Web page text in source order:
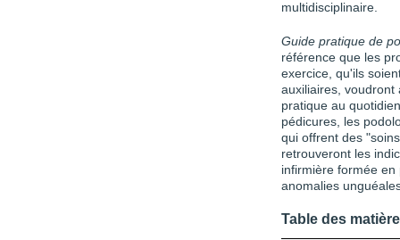
multidisciplinaire.
Guide pratique de
référence que les
exercice, qu'ils
auxiliaires, voudront
pratique au
pédicures, les
qui offrent des
retrouveront les
infirmière formée
anomalies
Table des